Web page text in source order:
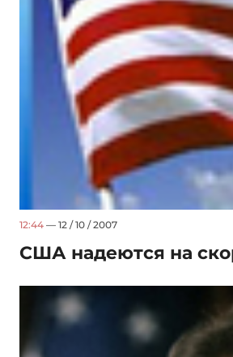
12:44 — 12 / 10 / 2007
США надеются на